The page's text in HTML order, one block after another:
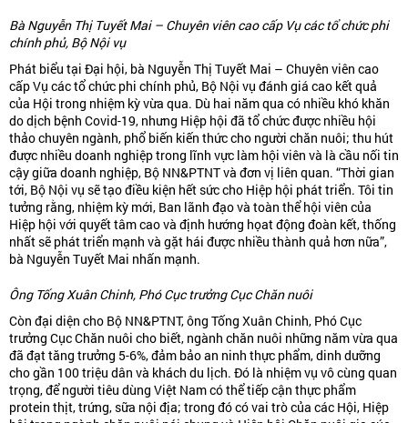
Bà Nguyễn Thị Tuyết Mai – Chuyên viên cao cấp Vụ các tổ chức phi
chính phủ, Bộ Nội vụ
Phát biểu tại Đại hội, bà Nguyễn Thị Tuyết Mai – Chuyên viên cao
cấp Vụ các tổ chức phi chính phủ, Bộ Nội vụ đánh giá cao kết quả
của Hội trong nhiệm kỳ vừa qua. Dù hai năm qua có nhiều khó khăn
do dịch bệnh Covid-19, nhưng Hiệp hội đã tổ chức được nhiều hội
thảo chuyên ngành, phổ biến kiến thức cho người chăn nuôi; thu hút
được nhiều doanh nghiệp trong lĩnh vực làm hội viên và là cầu nối tin
cậy giữa doanh nghiệp, Bộ NN&PTNT và đơn vị liên quan. “Thời gian
tới, Bộ Nội vụ sẽ tạo điều kiện hết sức cho Hiệp hội phát triển. Tôi tin
tưởng rằng, nhiệm kỳ mới, Ban lãnh đạo và toàn thể hội viên của
Hiệp hội với quyết tâm cao và định hướng họat động đoàn kết, thống
nhất sẽ phát triển mạnh và gặt hái được nhiều thành quả hơn nữa”,
bà Nguyễn Tuyết Mai nhấn mạnh.
Ông Tống Xuân Chinh, Phó Cục trưởng Cục Chăn nuôi
Còn đại diện cho Bộ NN&PTNT, ông Tống Xuân Chinh, Phó Cục
trưởng Cục Chăn nuôi cho biết, ngành chăn nuôi những năm vừa qua
đã đạt tăng trưởng 5-6%, đảm bảo an ninh thực phẩm, dinh dưỡng
cho gần 100 triệu dân và khách du lịch. Đó là nhiệm vụ vô cùng quan
trọng, để người tiêu dùng Việt Nam có thể tiếp cận thực phẩm
protein thịt, trứng, sữa nội địa; trong đó có vai trò của các Hội, Hiệp